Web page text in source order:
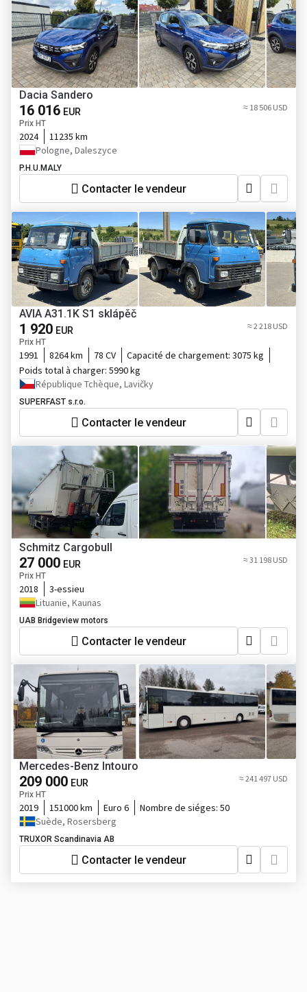
Dacia Sandero
16 016 EUR
Prix HT
≈ 18 506 USD
2024
11235 km
Pologne, Daleszyce
P.H.U.MALY
Contacter le vendeur
AVIA A31.1K S1 sklápěč
1 920 EUR
Prix HT
≈ 2 218 USD
1991 8264 km 78 CV Capacité de chargement: 3075 kg
Poids total à charger: 5990 kg
République Tchèque, Lavičky
SUPERFAST s.r.o.
Contacter le vendeur
Schmitz Cargobull
27 000 EUR
Prix HT
≈ 31 198 USD
2018
3-essieu
Lituanie, Kaunas
UAB Bridgeview motors
Contacter le vendeur
Mercedes-Benz Intouro
209 000 EUR
Prix HT
≈ 241 497 USD
2019 151000 km Euro 6 Nombre de siéges: 50
Suède, Rosersberg
TRUXOR Scandinavia AB
Contacter le vendeur